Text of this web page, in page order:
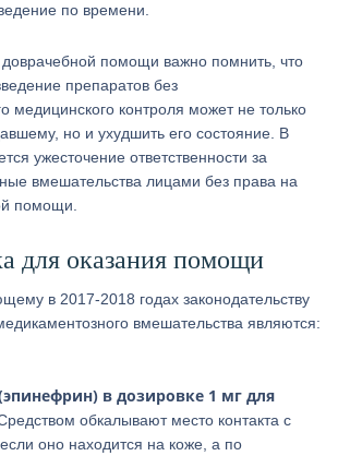
по времени.
доврачебной помощи важно помнить, что
препаратов без
медицинского контроля может не только
но и ухудшить его состояние. В
ужесточение ответственности за
вмешательства лицами без права на
помощи.
для оказания помощи
в 2017-2018 годах законодательству
вмешательства являются:
в дозировке 1 мг для
обкалывают место контакта с
оно находится на коже, а по